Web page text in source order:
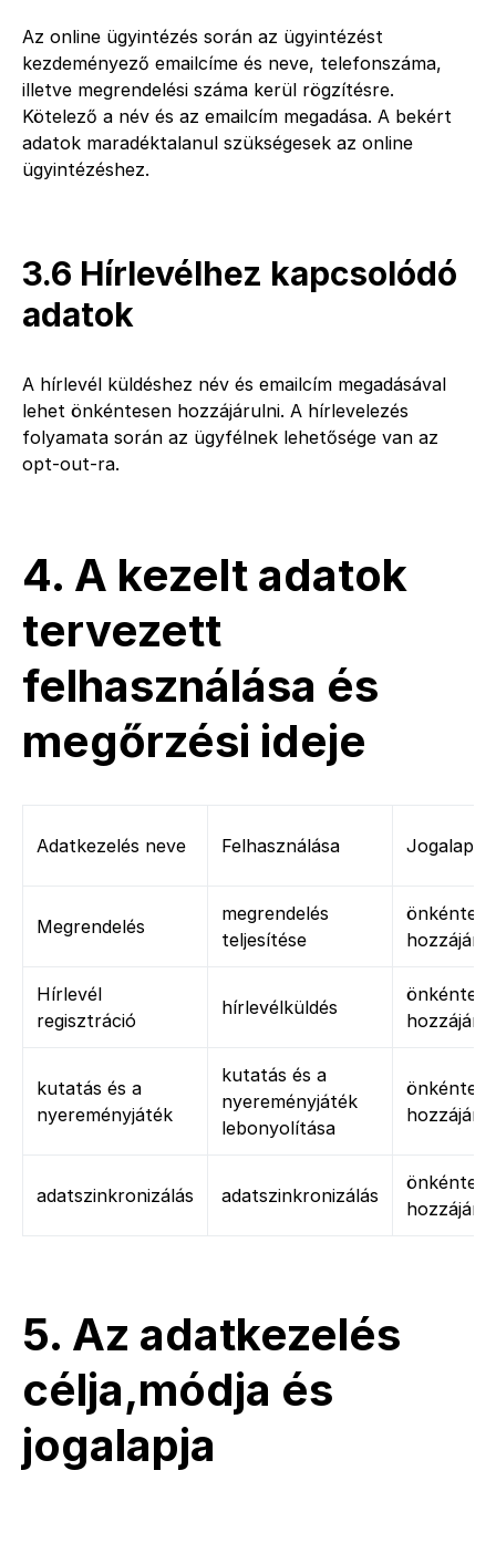
Az online ügyintézés során az ügyintézést
kezdeményező emailcíme és neve, telefonszáma,
illetve megrendelési száma kerül rögzítésre.
Kötelező a név és az emailcím megadása. A bekért
adatok maradéktalanul szükségesek az online
ügyintézéshez.
3.6 Hírlevélhez kapcsolódó
adatok
A hírlevél küldéshez név és emailcím megadásával
lehet önkéntesen hozzájárulni. A hírlevelezés
folyamata során az ügyfélnek lehetősége van az
opt-out-ra.
4. A kezelt adatok
tervezett
felhasználása és
megőrzési ideje
Adatkezelés neve Felhasználása Jogalap
Megrendelés
megrendelés
teljesítése
önkéntes
Hírlevél
regisztráció
hírlevélküldés
önkéntes
kutatás és a
nyereményjáték
kutatás és a
nyereményjáték
lebonyolítása
önkéntes
adatszinkronizálás adatszinkronizálás
önkéntes
5. Az adatkezelés
célja,módja és
jogalapja